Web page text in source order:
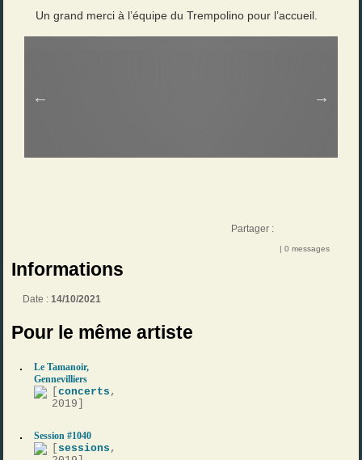
Un grand merci à l’équipe du Trempolino pour l’accueil.
Partager :
| 0 messages
Informations
Date :14/10/2021
Pour le même artiste
Le Tamanoir,
Gennevilliers
[concerts ,
2019]
Session #1040
sessions ,